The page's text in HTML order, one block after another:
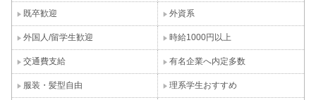
既卒歓迎 外資系
外国人/留学生歓迎 時給1000円以上
交通費支給 有名企業へ内定多数
服装・髪型自由 理系学生おすすめ